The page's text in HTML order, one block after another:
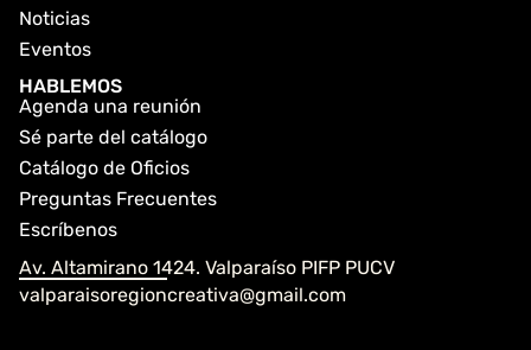
Noticias
Eventos
HABLEMOS
Agenda una reunión
Sé parte del catálogo
Catálogo de Oficios
Preguntas Frecuentes
Escríbenos
Av. Altamirano 1424. Valparaíso PIFP PUCV
valparaisoregioncreativa@gmail.com